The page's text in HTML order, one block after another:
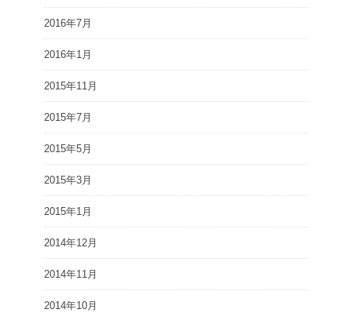
2016年7月
2016年1月
2015年11月
2015年7月
2015年5月
2015年3月
2015年1月
2014年12月
2014年11月
2014年10月